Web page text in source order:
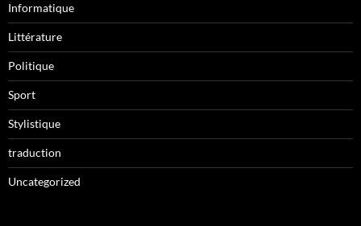
Informatique
Littérature
Politique
Sport
Stylistique
traduction
Uncategorized